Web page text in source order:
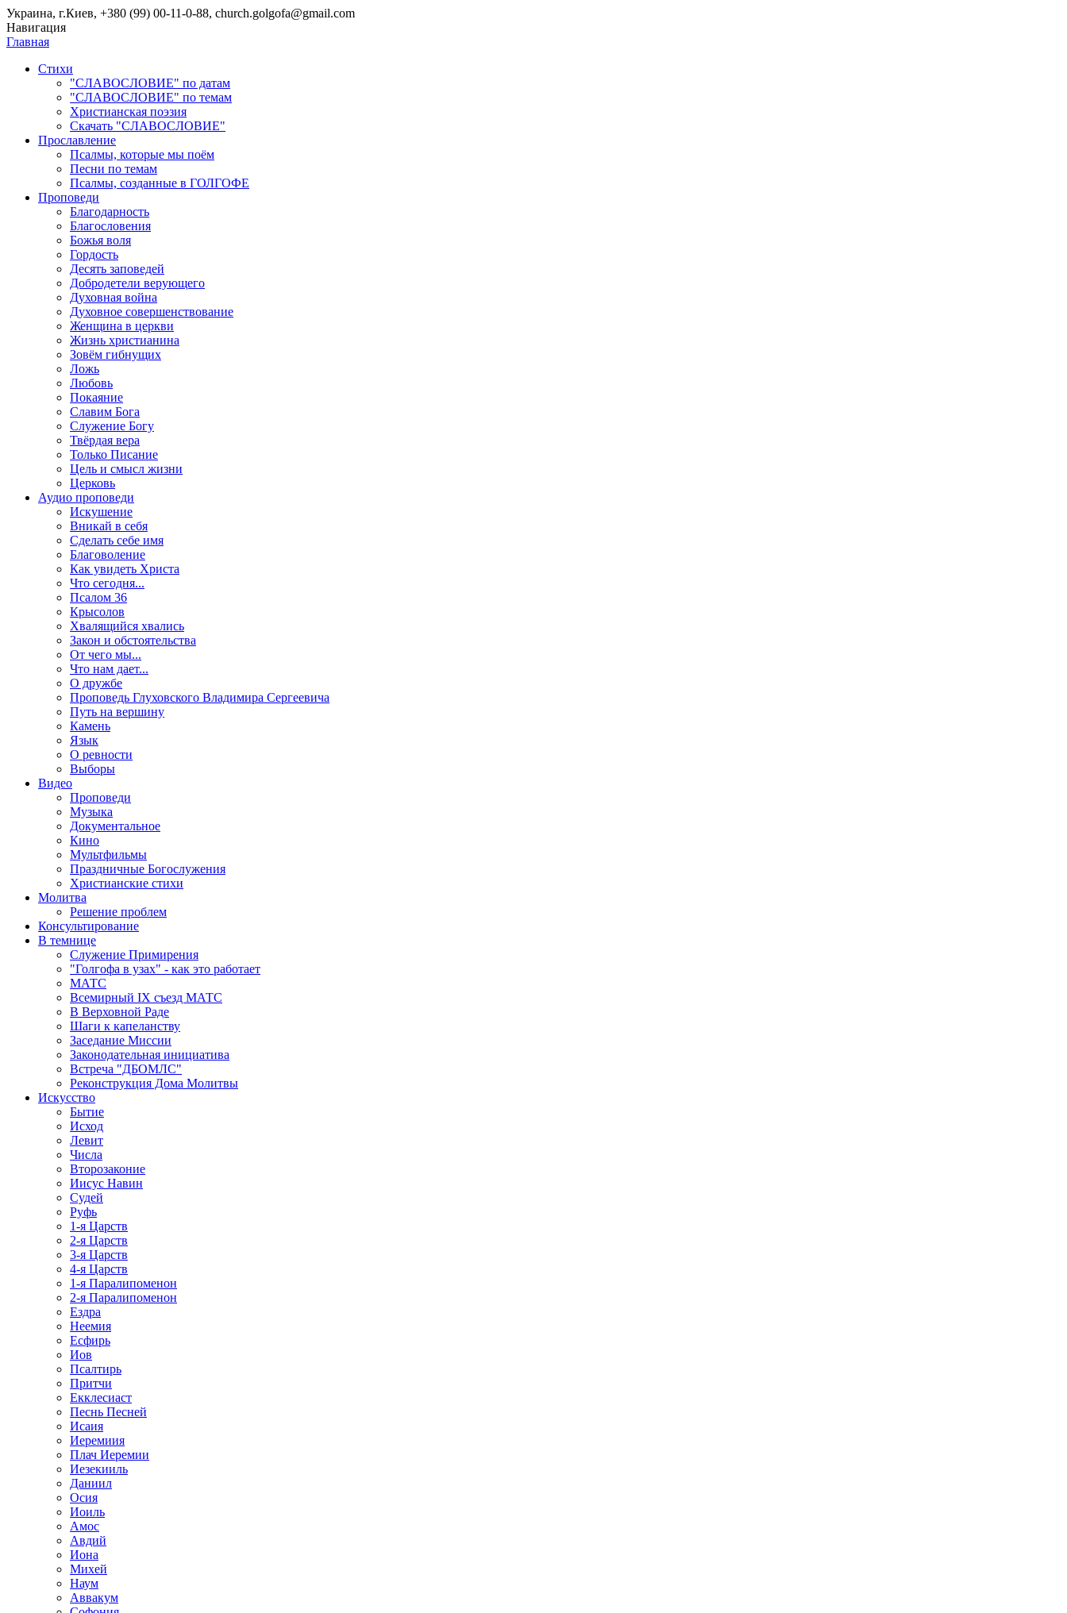
Украина, г.Киев, +380 (99) 00-11-0-88, church.golgofa@gmail.com
Навигация
Главная
Стихи
"СЛАВОСЛОВИЕ" по датам
"СЛАВОСЛОВИЕ" по темам
Христианская поэзия
Скачать "СЛАВОСЛОВИЕ"
Прославление
Псалмы, которые мы поём
Песни по темам
Псалмы, созданные в ГОЛГОФЕ
Проповеди
Благодарность
Благословения
Божья воля
Гордость
Десять заповедей
Добродетели верующего
Духовная война
Духовное совершенствование
Женщина в церкви
Жизнь христианина
Зовём гибнущих
Ложь
Любовь
Покаяние
Славим Бога
Служение Богу
Твёрдая вера
Только Писание
Цель и смысл жизни
Церковь
Аудио проповеди
Искушение
Вникай в себя
Сделать себе имя
Благоволение
Как увидеть Христа
Что сегодня...
Псалом 36
Крысолов
Хвалящийся хвались
Закон и обстоятельства
От чего мы...
Что нам дает...
О дружбе
Проповедь Глуховского Владимира Сергеевича
Путь на вершину
Камень
Язык
О ревности
Выборы
Видео
Проповеди
Музыка
Документальное
Кино
Мультфильмы
Праздничные Богослужения
Христианские стихи
Молитва
Решение проблем
Консультирование
В темнице
Служение Примирения
"Голгофа в узах" - как это работает
МАТС
Всемирный IX съезд МАТС
В Верховной Раде
Шаги к капеланству
Заседание Миссии
Законодательная инициатива
Встреча "ДБОМЛС"
Реконструкция Дома Молитвы
Искусство
Бытие
Исход
Левит
Числа
Второзаконие
Иисус Навин
Судей
Руфь
1-я Царств
2-я Царств
3-я Царств
4-я Царств
1-я Паралипоменон
2-я Паралипоменон
Ездра
Неемия
Есфирь
Иов
Псалтирь
Притчи
Екклесиаст
Песнь Песней
Исаия
Иеремиия
Плач Иеремии
Иезекииль
Даниил
Осия
Иоиль
Амос
Авдий
Иона
Михей
Наум
Аввакум